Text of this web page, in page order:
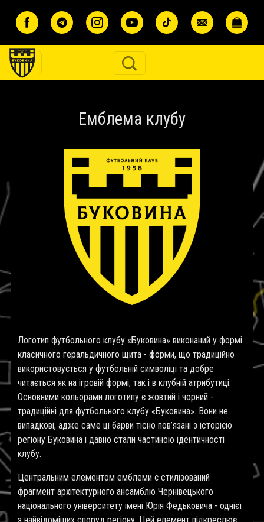
Емблема клубу
Логотип футбольного клубу «Буковина» виконаний у формі
класичного геральдичного щита - форми, що традиційно
використовується у футбольній символіці та добре
читається як на ігровій формі, так і в клубній атрибутиці.
Основними кольорами логотипу є жовтий і чорний -
традиційні для футбольного клубу «Буковина». Вони не
випадкові, адже саме ці барви тісно пов’язані з історією
регіону Буковина і давно стали частиною ідентичності
клубу.
Центральним елементом емблеми є стилізований
фрагмент архітектурного ансамблю Чернівецького
національного університету імені Юрія Федьковича - однієї